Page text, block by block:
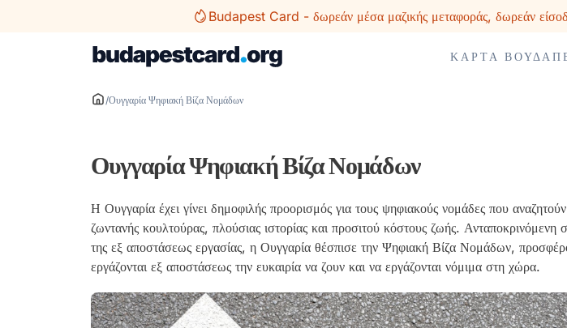
Budapest Card - δωρεάν μέσα μαζικής μεταφοράς, δωρεάν
ΚΆΡΤΑ
/Ουγγαρία Ψηφιακή Βίζα Νομάδων
Ουγγαρία Ψηφιακή Βίζα Νομάδων
Η Ουγγαρία έχει γίνει δημοφιλής προορισμός για τους ψηφιακούς νομάδες που
ζωντανής κουλτούρας, πλούσιας ιστορίας και προσιτού κόστους ζωής. Ανταποκρινόμενη
της εξ αποστάσεως εργασίας, η Ουγγαρία θέσπισε την Ψηφιακή Βίζα Νομάδων,
εργάζονται εξ αποστάσεως την ευκαιρία να ζουν και να εργάζονται νόμιμα στη χώρα.